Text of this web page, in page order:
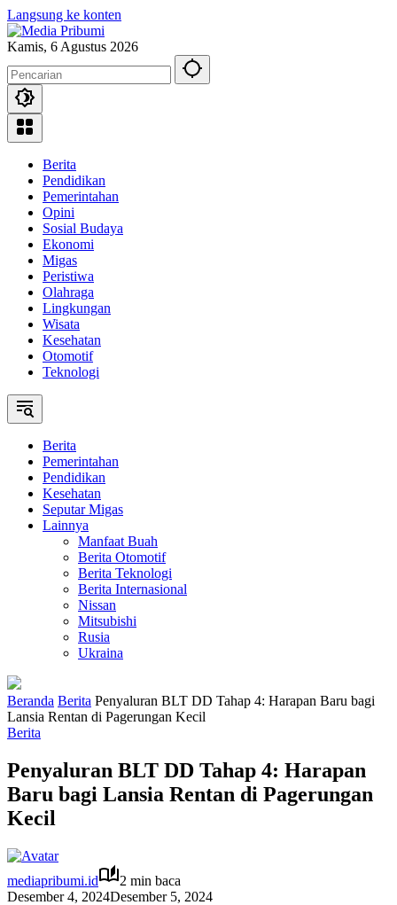
Langsung ke konten
Kamis, 6 Agustus 2026
Berita
Pendidikan
Pemerintahan
Opini
Sosial Budaya
Ekonomi
Migas
Peristiwa
Olahraga
Lingkungan
Wisata
Kesehatan
Otomotif
Teknologi
Berita
Pemerintahan
Pendidikan
Kesehatan
Seputar Migas
Lainnya
Manfaat Buah
Berita Otomotif
Berita Teknologi
Berita Internasional
Nissan
Mitsubishi
Rusia
Ukraina
Beranda Berita Penyaluran BLT DD Tahap 4: Harapan Baru bagi
Lansia Rentan di Pagerungan Kecil
Berita
Penyaluran BLT DD Tahap 4: Harapan
Baru bagi Lansia Rentan di Pagerungan
Kecil
mediapribumi.id
2 min baca
Desember 4, 2024Desember 5, 2024